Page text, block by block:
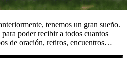
tenemos un gran sueño.
poder recibir a todos cuantos
de oración, retiros, encuentros…